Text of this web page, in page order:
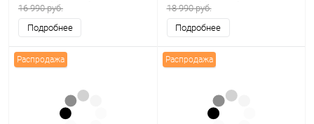
16 990 руб.
Подробнее
18 990 руб.
Подробнее
Распродажа Распродажа